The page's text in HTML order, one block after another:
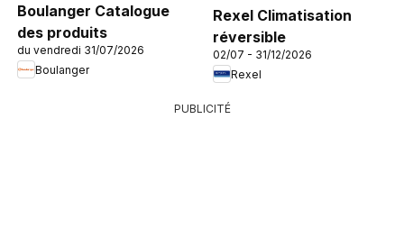
Boulanger Catalogue
des produits
du vendredi 31/07/2026
Boulanger
Rexel Climatisation
réversible
02/07 - 31/12/2026
Rexel
PUBLICITÉ